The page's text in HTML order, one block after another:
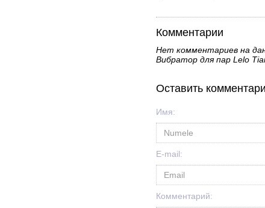
Комментарии
Нет комментариев на
Вибратор для пар Lelo
Оставить
Имя:
E-mail:
Комментарий: